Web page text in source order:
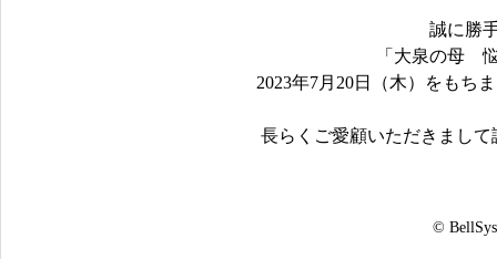
誠に勝
「大泉の母
2023年7月20日（木）をもち
長らくご愛顧いただきまし
©